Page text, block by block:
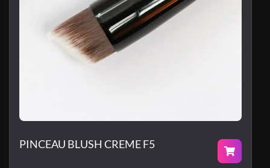
PINCEAU BLUSH CREME F5